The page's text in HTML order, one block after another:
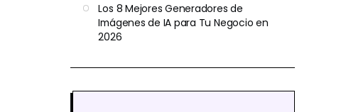
Los 8 Mejores Generadores de
Imágenes de IA para Tu Negocio en
2026